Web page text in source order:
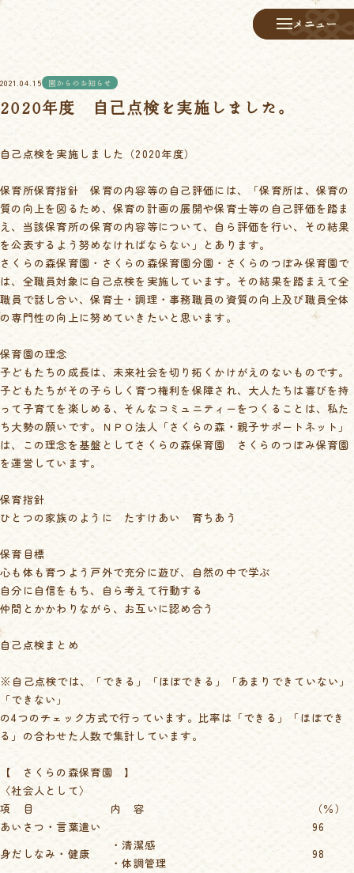
メニュー
メニュー
2021.04.15 園からのお知らせ
2020年度 自己点検を実施しました。
自己点検を実施しました（2020年度）
保育所保育指針 保育の内容等の自己評価には、「保育所は、保育の
質の向上を図るため、保育の計画の展開や保育士等の自己評価を踏ま
え、当該保育所の保育の内容等について、自ら評価を行い、その結果
を公表するよう努めなければならない」とあります。
さくらの森保育園・さくらの森保育園分園・さくらのつぼみ保育園で
は、全職員対象に自己点検を実施しています。その結果を踏まえて全
職員で話し合い、保育士・調理・事務職員の資質の向上及び職員全体
の専門性の向上に努めていきたいと思います。
保育園の理念
子どもたちの成長は、未来社会を切り拓くかけがえのないものです。
子どもたちがその子らしく育つ権利を保障され、大人たちは喜びを持
って子育てを楽しめる、そんなコミュニティーをつくることは、私た
ち大勢の願いです。ＮＰＯ法人「さくらの森・親子サポートネット」
は、この理念を基盤としてさくらの森保育園 さくらのつぼみ保育園
を運営しています。
保育指針
ひとつの家族のように たすけあい 育ちあう
保育目標
心も体も育つよう戸外で充分に遊び、自然の中で学ぶ
自分に自信をもち、自ら考えて行動する
仲間とかかわりながら、お互いに認め合う
自己点検まとめ
※自己点検では、「できる」「ほぼできる」「あまりできていない」
「できない」
の4つのチェック方式で行っています。比率は「できる」「ほぼでき
る」の合わせた人数で集計しています。
【 さくらの森保育園 】
〈社会人として〉
項 目
内 容
（％）
あいさつ・言葉遣い
96
身だしなみ・健康
・清潔感
・体調管理
98